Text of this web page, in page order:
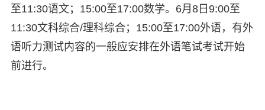
至11:30语文；15:00至17:00数学。6月8日9:00至
11:30文科综合/理科综合；15:00至17:00外语，有外
语听力测试内容的一般应安排在外语笔试考试开始
前进行。